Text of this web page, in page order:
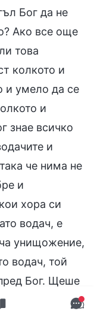
Бог да не
Ако все още
това
колкото и
и умело да се
и
знае всичко
и
че нима не
и
хора си
водач, е
унищожение,
водач, той
Бог. Щеше
поквара, ако